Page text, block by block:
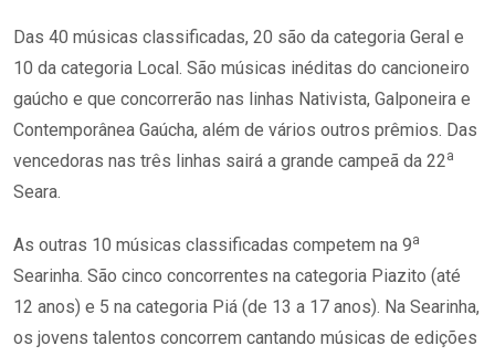
Das 40 músicas classificadas, 20 são da categoria Geral e
10 da categoria Local. São músicas inéditas do cancioneiro
gaúcho e que concorrerão nas linhas Nativista, Galponeira e
Contemporânea Gaúcha, além de vários outros prêmios. Das
vencedoras nas três linhas sairá a grande campeã da 22a
Seara.
As outras 10 músicas classificadas competem na 9a
Searinha. São cinco concorrentes na categoria Piazito (até
12 anos) e 5 na categoria Piá (de 13 a 17 anos). Na Searinha,
os jovens talentos concorrem cantando músicas de edições